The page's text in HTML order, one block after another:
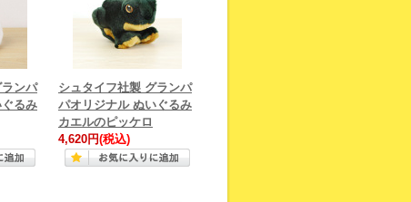
ンパ
るみ
シュタイフ社製 グランパ
パオリジナル ぬいぐるみ
カエルのピッケロ
4,620円(税込)